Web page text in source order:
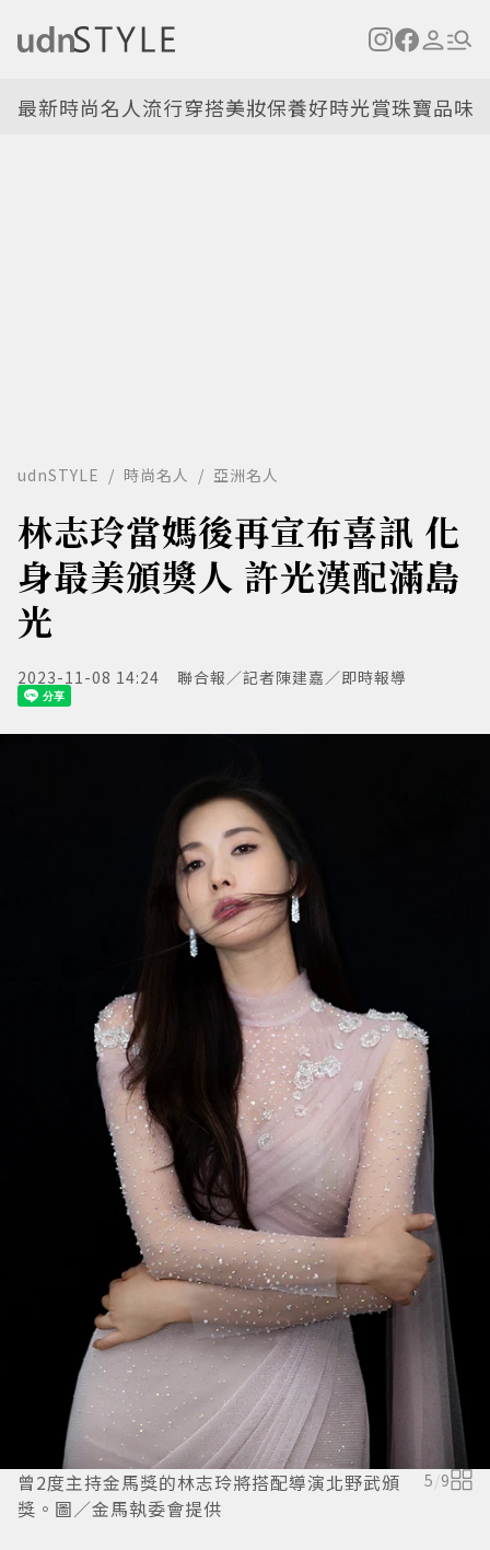
最新時尚名人流行穿搭美妝保養好時光賞珠寶品味
udnSTYLE 時尚名人 亞洲名人
林志玲當媽後再宣布喜訊 化
身最美頒獎人 許光漢配滿島
光
2023-11-08 14:24 聯合報／記者陳建嘉／即時報導
曾2度主持金馬獎的林志玲將搭配導演北野武頒
獎。圖／金馬執委會提供
5/9